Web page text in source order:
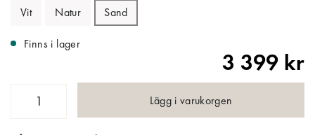
Vit Natur Sand
Finns i lager
3 399 kr
Lägg i varukorgen